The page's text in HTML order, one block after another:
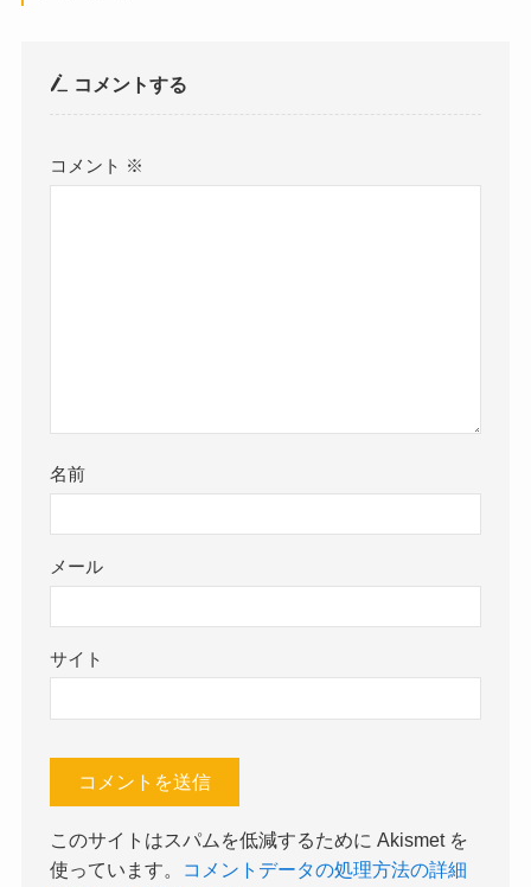
コメントする
コメント ※
名前
メール
サイト
このサイトはスパムを低減するために Akismet を
使っています。
コメントデータの処理方法の詳細